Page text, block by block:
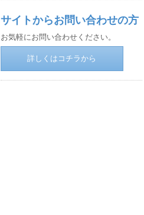
サイトからお問い合わせの方
お気軽にお問い合わせください。
詳しくはコチラから